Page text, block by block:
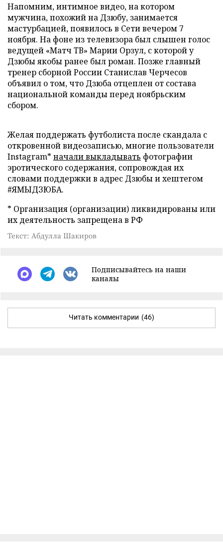
Напомним, интимное видео, на котором
мужчина, похожий на Дзюбу, занимается
мастурбацией, появилось в Сети вечером 7
ноября. На фоне из телевизора был слышен голос
ведущей «Матч ТВ» Марии Орзул, с которой у
Дзюбы якобы ранее был роман. Позже главный
тренер сборной России Станислав Черчесов
объявил о том, что Дзюба отцеплен от состава
национальной команды перед ноябрьским
сбором.
Желая поддержать футболиста после скандала с
откровенной видеозаписью, многие пользователи
Instagram* начали выкладывать фотографии
эротического содержания, сопровождая их
словами поддержки в адрес Дзюбы и хештегом
#ЯМЫДЗЮБА.
* Организация (организации) ликвидированы или
их деятельность запрещена в РФ
Текст: Абдулла Шакиров
Подписывайтесь на наши
каналы
Читать комментарии (46)